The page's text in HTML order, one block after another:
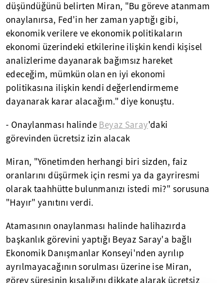
düşündüğünü belirten Miran, "Bu göreve atanmam
onaylanırsa, Fed'in her zaman yaptığı gibi,
ekonomik verilere ve ekonomik politikaların
ekonomi üzerindeki etkilerine ilişkin kendi kişisel
analizlerime dayanarak bağımsız hareket
edeceğim, mümkün olan en iyi ekonomi
politikasına ilişkin kendi değerlendirmeme
dayanarak karar alacağım." diye konuştu.
- Onaylanması halinde Beyaz Saray'daki
görevinden ücretsiz izin alacak
Miran, "Yönetimden herhangi biri sizden, faiz
oranlarını düşürmek için resmi ya da gayriresmi
olarak taahhütte bulunmanızı istedi mi?" sorusuna
"Hayır" yanıtını verdi.
Atamasının onaylanması halinde halihazırda
başkanlık görevini yaptığı Beyaz Saray'a bağlı
Ekonomik Danışmanlar Konseyi'nden ayrılıp
ayrılmayacağının sorulması üzerine ise Miran,
görev süresinin kısalığını dikkate alarak ücretsiz